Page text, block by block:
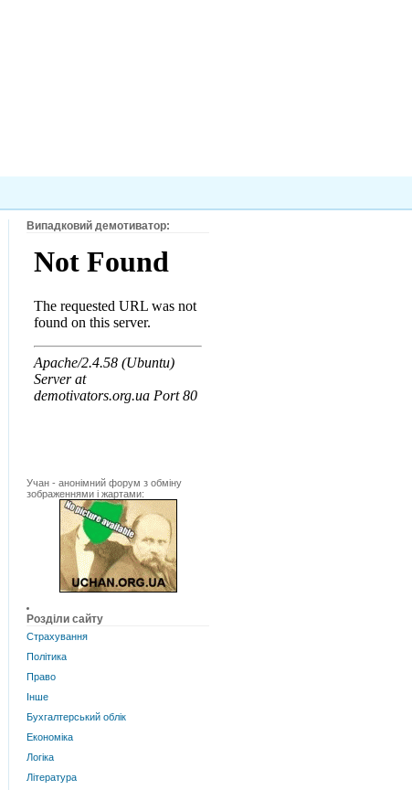
Випадковий демотиватор:
Учан - анонімний форум з обміну
зображеннями і жартами:
Розділи сайту
Страхування
Політика
Право
Інше
Бухгалтерський облік
Економіка
Логіка
Література